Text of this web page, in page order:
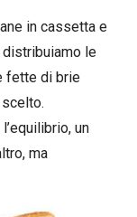
in cassetta e
distribuiamo le
fette di brie
un
ma